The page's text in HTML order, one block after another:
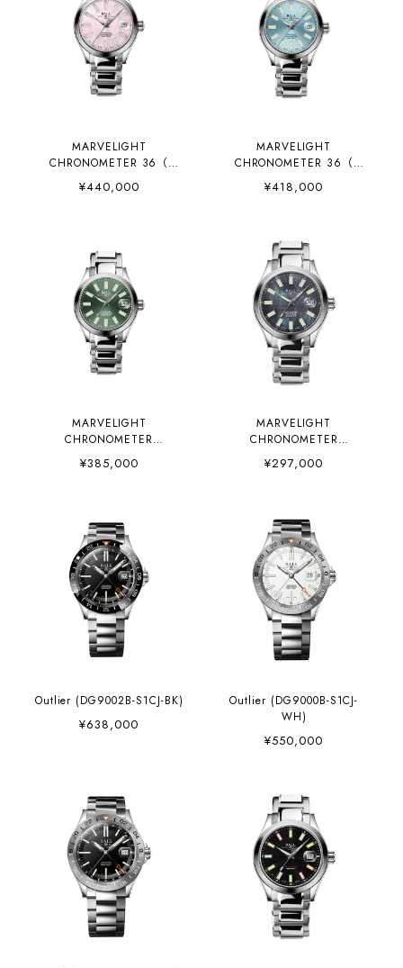
MARVELIGHT
CHRONOMETER 36（
NL9616C-S2CJ-PKR）
¥440,000
MARVELIGHT
CHRONOMETER 36（
NL9616C-S2CJ-IBE）
¥418,000
MARVELIGHT
CHRONOMETER
36（NL9616C-S2CJ-GR）
¥385,000
MARVELIGHT
CHRONOMETER
(NM9026C-S38CJ-BK)
¥297,000
Outlier (DG9002B-S1CJ-BK)
¥638,000
Outlier (DG9000B-S1CJ-
WH)
¥550,000